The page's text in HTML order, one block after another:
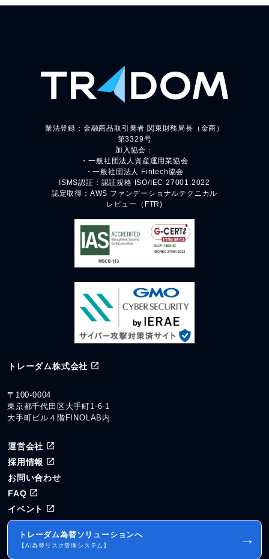
業法登録：金融商品取引業者 関東財務局長（金商）
第3329号
加入協会：
・一般社団法人資産運用業協会
・一般社団法人 Fintech協会
ISMS認証：認証規格 ISO/IEC 27001:2022
認定取得：AWS ファンデーショナルテクニカル
レビュー（FTR)
トレーダム株式会社
〒100-0004
東京都千代田区大手町1-6-1
大手町ビル４階FINOLAB内
運営会社
採用情報
お問い合わせ
FAQ
イベント
トレーダム為替ソリューションへ
【AI為替リスク管理システム】 →